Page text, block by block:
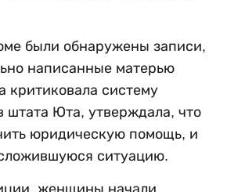
были обнаружены записи,
написанные матерью
критиковала систему
штата Юта, утверждала, что
юридическую помощь, и
ситуацию.
женщины начали